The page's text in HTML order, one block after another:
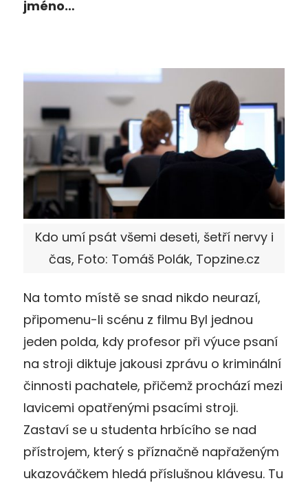
jméno…
Kdo umí psát všemi deseti, šetří nervy i
čas, Foto: Tomáš Polák, Topzine.cz
Na tomto místě se snad nikdo neurazí,
připomenu-li scénu z filmu Byl jednou
jeden polda, kdy profesor při výuce psaní
na stroji diktuje jakousi zprávu o kriminální
činnosti pachatele, přičemž prochází mezi
lavicemi opatřenými psacími stroji.
Zastaví se u studenta hrbícího se nad
přístrojem, který s příznačně napřaženým
ukazováčkem hledá příslušnou klávesu. Tu